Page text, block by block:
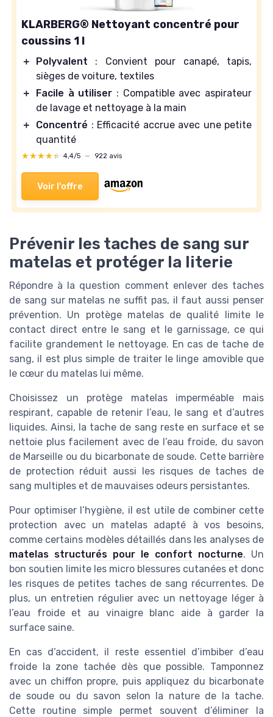
KLARBERG® Nettoyant concentré pour
coussins 1 l
＋ Polyvalent : Convient pour canapé, tapis,
sièges de voiture, textiles
＋
Facile à utiliser : Compatible avec aspirateur
de lavage et nettoyage à la main
＋
Concentré : Efficacité accrue avec une petite
quantité
★★★★★
★★★★★ 4,4/5 — 922 avis
Voir l'offre
Prévenir les taches de sang sur
matelas et protéger la literie
Répondre à la question comment enlever des taches
de sang sur matelas ne suffit pas, il faut aussi penser
prévention. Un protège matelas de qualité limite le
contact direct entre le sang et le garnissage, ce qui
facilite grandement le nettoyage. En cas de tache de
sang, il est plus simple de traiter le linge amovible que
le cœur du matelas lui même.
Choisissez un protège matelas imperméable mais
respirant, capable de retenir l’eau, le sang et d’autres
liquides. Ainsi, la tache de sang reste en surface et se
nettoie plus facilement avec de l’eau froide, du savon
de Marseille ou du bicarbonate de soude. Cette barrière
de protection réduit aussi les risques de taches de
sang multiples et de mauvaises odeurs persistantes.
Pour optimiser l’hygiène, il est utile de combiner cette
protection avec un matelas adapté à vos besoins,
comme certains modèles détaillés dans les analyses de
matelas structurés pour le confort nocturne. Un
bon soutien limite les micro blessures cutanées et donc
les risques de petites taches de sang récurrentes. De
plus, un entretien régulier avec un nettoyage léger à
l’eau froide et au vinaigre blanc aide à garder la
surface saine.
En cas d’accident, il reste essentiel d’imbiber d’eau
froide la zone tachée dès que possible. Tamponnez
avec un chiffon propre, puis appliquez du bicarbonate
de soude ou du savon selon la nature de la tache.
Cette routine simple permet souvent d’éliminer la